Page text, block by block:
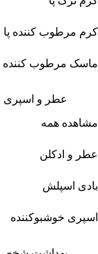
کرم مرطوب کننده پا
ماسک مرطوب کننده
عطر و اسپری
مشاهده همه
عطر و ادکلن
بادی اسپلش
اسپری خوشبوکننده